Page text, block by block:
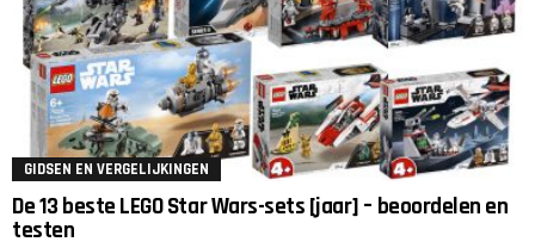
GIDSEN EN VERGELIJKINGEN
De 13 beste LEGO Star Wars-sets [jaar] – beoordelen en
testen